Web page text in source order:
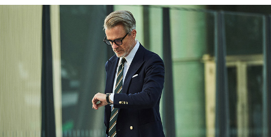
ABOUT SITE
サイトマップ